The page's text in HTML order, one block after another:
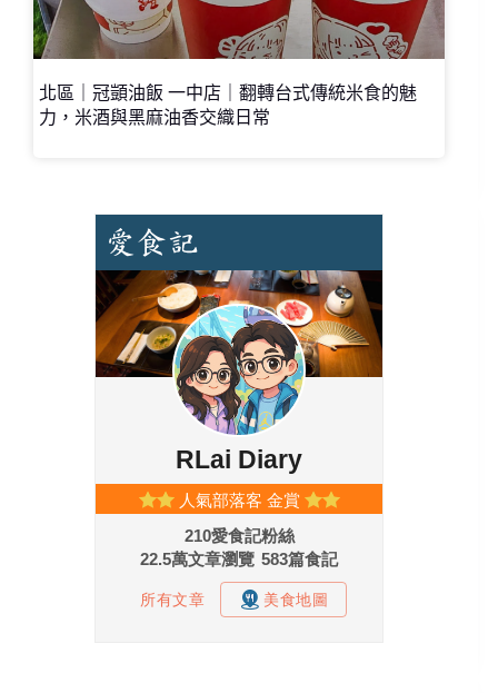
北區｜冠顗油飯 一中店｜翻轉台式傳統米食的魅
力，米酒與黑麻油香交織日常